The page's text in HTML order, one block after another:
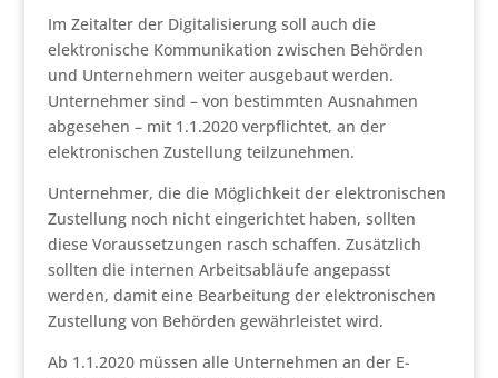
Im Zeitalter der Digitalisierung soll auch die
elektronische Kommunikation zwischen Behörden
und Unternehmern weiter ausgebaut werden.
Unternehmer sind – von bestimmten Ausnahmen
abgesehen – mit 1.1.2020 verpflichtet, an der
elektronischen Zustellung teilzunehmen.
Unternehmer, die die Möglichkeit der elektronischen
Zustellung noch nicht eingerichtet haben, sollten
diese Voraussetzungen rasch schaffen. Zusätzlich
sollten die internen Arbeitsabläufe angepasst
werden, damit eine Bearbeitung der elektronischen
Zustellung von Behörden gewährleistet wird.
Ab 1.1.2020 müssen alle Unternehmen an der E-